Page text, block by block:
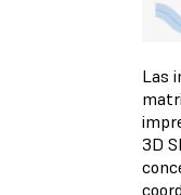
Las
3D